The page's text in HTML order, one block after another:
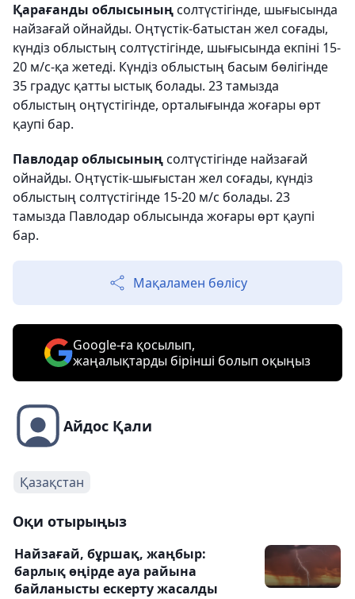
Қарағанды облысыныңсолтүстігінде, шығысында
найзағай ойнайды. Оңтүстік-батыстан жел соғады,
күндіз облыстың солтүстігінде, шығысында екпіні 15-
20 м/с-қа жетеді. Күндіз облыстың басым бөлігінде
35 градус қатты ыстық болады. 23 тамызда
облыстың оңтүстігінде, орталығында жоғары өрт
қаупі бар.
Павлодар облысыныңсолтүстігінде найзағай
ойнайды. Оңтүстік-шығыстан жел соғады, күндіз
облыстың солтүстігінде 15-20 м/с болады. 23
тамызда Павлодар облысында жоғары өрт қаупі
бар.
Мақаламен бөлісу
Google-ға қосылып,
жаңалықтарды бірінші болып оқыңыз
Айдос Қали
Қазақстан
Оқи отырыңыз
Найзағай, бұршақ, жаңбыр:
барлық өңірде ауа райына
байланысты ескерту жасалды